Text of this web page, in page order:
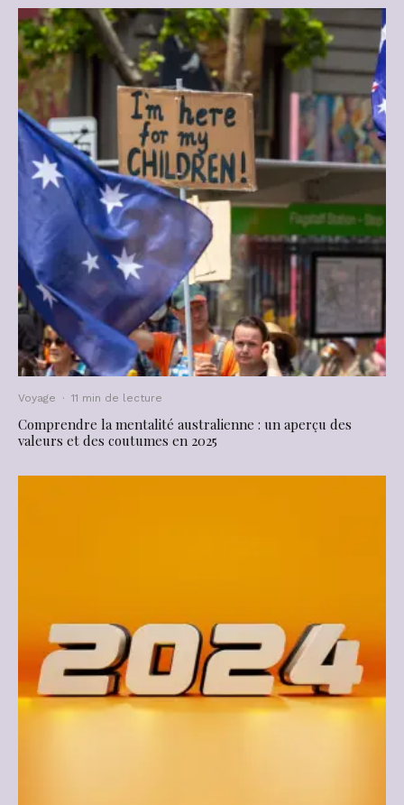
Voyage · 11 min de lecture
Comprendre la mentalité australienne : un aperçu des
valeurs et des coutumes en 2025